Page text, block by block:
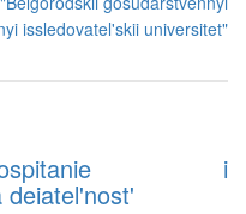
issledovatel'skii universitet"
i
deiatel'nost'